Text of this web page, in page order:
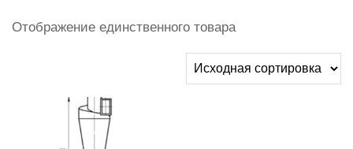
Отображение единственного товара